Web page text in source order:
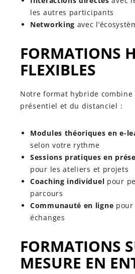
les autres participants
Networking avec
FORMATIONS
FLEXIBLES
Notre format hybride combine
présentiel et du distanciel :
Modules théoriques en e-
selon votre rythme
Sessions pratiques en
pour les ateliers et projets
Coaching individuel pour
parcours
Communauté en ligne
échanges
FORMATIONS
MESURE EN